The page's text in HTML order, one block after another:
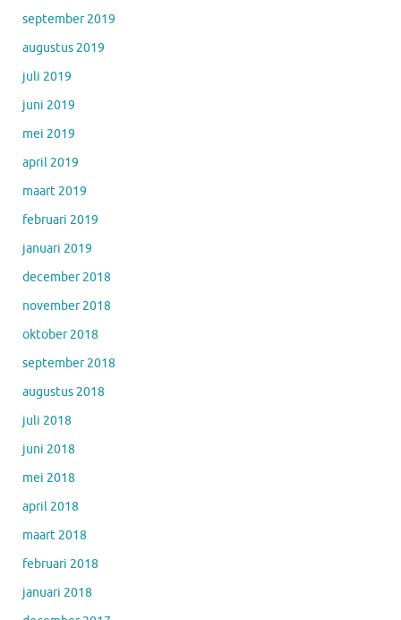
september 2019
augustus 2019
juli 2019
juni 2019
mei 2019
april 2019
maart 2019
februari 2019
januari 2019
december 2018
november 2018
oktober 2018
september 2018
augustus 2018
juli 2018
juni 2018
mei 2018
april 2018
maart 2018
februari 2018
januari 2018